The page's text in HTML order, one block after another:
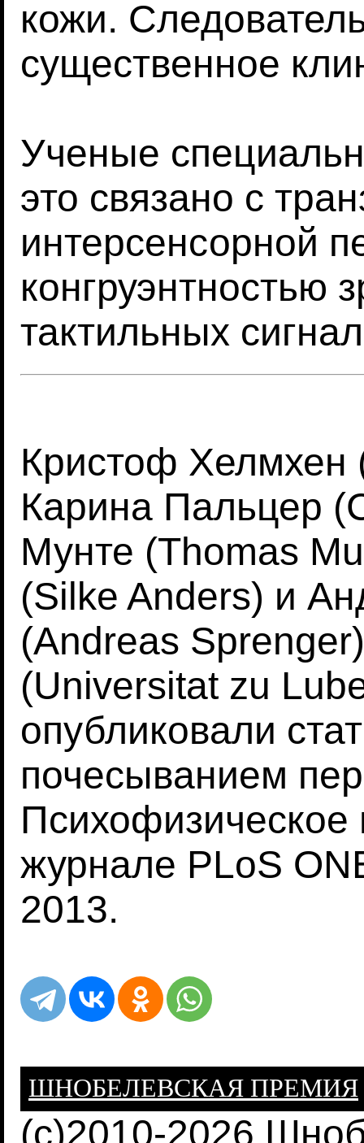
кожи.
существенное
Ученые
это связано с
интерсенсорной
конгруэнтностью
тактильных
Кристоф Хелмхен
Карина Пальцер
Мунте (Thomas
(Silke Anders) и
(Andreas
(Universitat zu
опубликовали
почесыванием
Психофизическое
журнале PLoS
2013.
ШНОБЕЛЕВСКАЯ ПРЕМИЯ
(c)2010-2026